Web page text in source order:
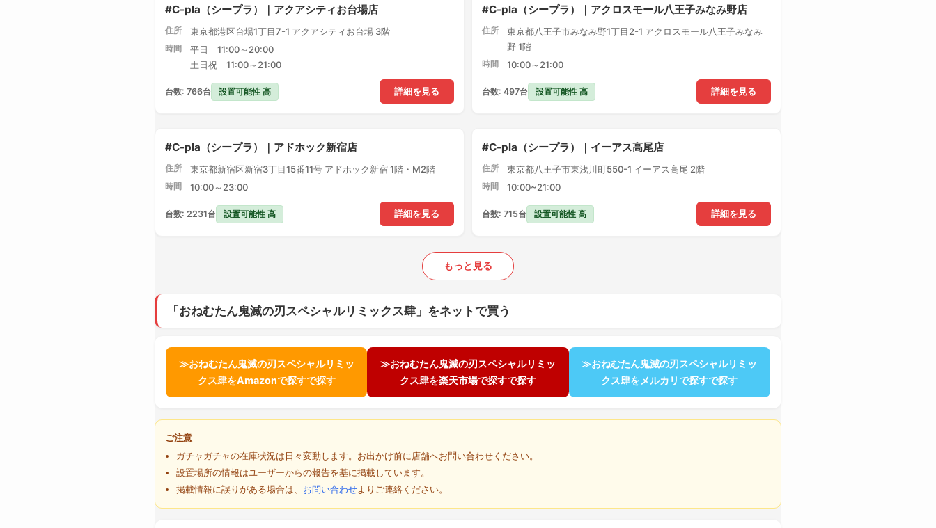
#C-pla（シープラ）｜アクアシティお台場店
住所 東京都港区台場1丁目7-1 アクアシティお台場 3階
時間
平日 11:00～20:00
土日祝 11:00～21:00
詳細を見る
台数: 766台 設置可能性 高
#C-pla（シープラ）｜アクロスモール八王子みなみ野店
住所
東京都八王子市みなみ野1丁目2-1 アクロスモール八王子みなみ
野 1階
時間 10:00～21:00
詳細を見る
台数: 497台 設置可能性 高
#C-pla（シープラ）｜アドホック新宿店
住所 東京都新宿区新宿3丁目15番11号 アドホック新宿 1階・M2階
時間 10:00～23:00
詳細を見る
台数: 2231台 設置可能性 高
#C-pla（シープラ）｜イーアス高尾店
住所 東京都八王子市東浅川町550-1 イーアス高尾 2階
時間 10:00~21:00
詳細を見る
台数: 715台 設置可能性 高
もっと見る
「おねむたん鬼滅の刃スペシャルリミックス肆」をネットで買う
≫おねむたん鬼滅の刃スペシャルリミッ
クス肆をAmazonで探すで探す
≫おねむたん鬼滅の刃スペシャルリミッ
クス肆を楽天市場で探すで探す
≫おねむたん鬼滅の刃スペシャルリミッ
クス肆をメルカリで探すで探す
ご注意
ガチャガチャの在庫状況は日々変動します。お出かけ前に店舗へお問い合わせください。
設置場所の情報はユーザーからの報告を基に掲載しています。
掲載情報に誤りがある場合は、 お問い合わせよりご連絡ください。